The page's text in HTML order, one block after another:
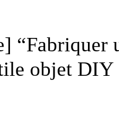
“Fabriquer
objet